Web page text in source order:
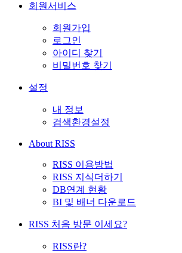
회원서비스
회원가입
로그인
아이디 찾기
비밀번호 찾기
설정
내 정보
검색환경설정
About RISS
RISS 이용방법
RISS 지식더하기
DB연계 현황
BI 및 배너 다운로드
RISS 처음 방문 이세요?
RISS란?